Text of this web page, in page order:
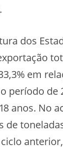
dos
em
período
anos. No